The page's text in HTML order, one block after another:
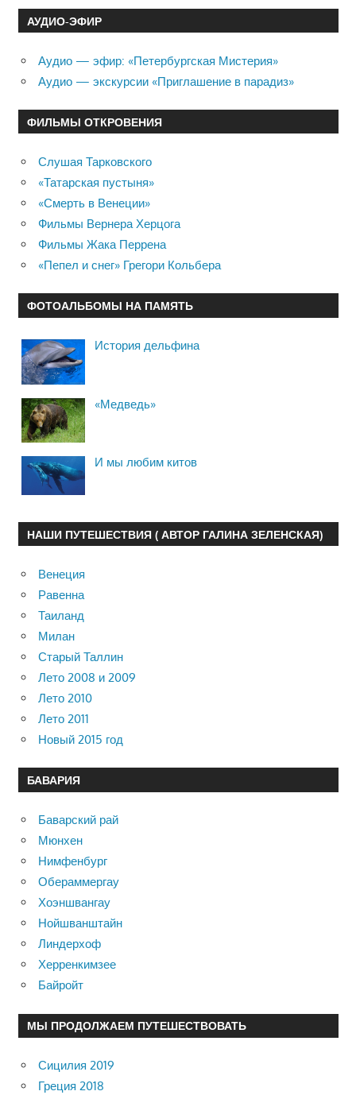
АУДИО-ЭФИР
Аудио — эфир: «Петербургская Мистерия»
Аудио — экскурсии «Приглашение в парадиз»
ФИЛЬМЫ ОТКРОВЕНИЯ
Слушая Тарковского
«Татарская пустыня»
«Смерть в Венеции»
Фильмы Вернера Херцога
Фильмы Жака Перрена
«Пепел и снег» Грегори Кольбера
ФОТОАЛЬБОМЫ НА ПАМЯТЬ
История дельфина
«Медведь»
И мы любим китов
НАШИ ПУТЕШЕСТВИЯ ( АВТОР ГАЛИНА ЗЕЛЕНСКАЯ)
Венеция
Равенна
Таиланд
Милан
Старый Таллин
Лето 2008 и 2009
Лето 2010
Лето 2011
Новый 2015 год
БАВАРИЯ
Баварский рай
Мюнхен
Нимфенбург
Обераммергау
Хоэншвангау
Нойшванштайн
Линдерхоф
Херренкимзее
Байройт
МЫ ПРОДОЛЖАЕМ ПУТЕШЕСТВОВАТЬ
Сицилия 2019
Греция 2018